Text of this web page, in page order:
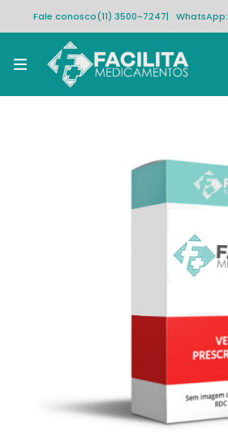
Fale conosco(11) 3500-7247| WhatsApp:
Rastrear pedido